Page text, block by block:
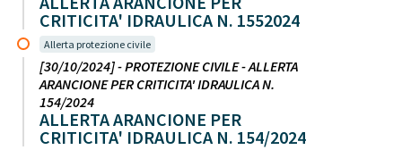
CRITICITA' IDRAULICA N. 1552024
Allerta protezione civile
[30/10/2024] - PROTEZIONE CIVILE - ALLERTA
ARANCIONE PER CRITICITA' IDRAULICA N.
154/2024
ALLERTA ARANCIONE PER
CRITICITA' IDRAULICA N. 154/2024